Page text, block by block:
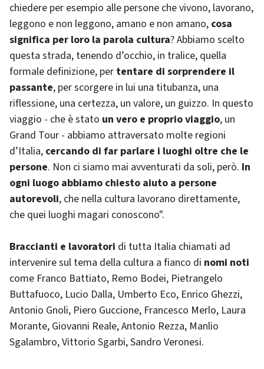
chiedere per esempio alle persone che vivono, lavorano,
leggono e non leggono, amano e non amano, cosa
significa per loro la parola cultura? Abbiamo scelto
questa strada, tenendo d’occhio, in tralice, quella
formale definizione, per tentare di sorprendere il
passante, per scorgere in lui una titubanza, una
riflessione, una certezza, un valore, un guizzo. In questo
viaggio - che è stato un vero e proprio viaggio, un
Grand Tour - abbiamo attraversato molte regioni
d’Italia, cercando di far parlare i luoghi oltre che le
persone. Non ci siamo mai avventurati da soli, però. In
ogni luogo abbiamo chiesto aiuto a persone
autorevoli, che nella cultura lavorano direttamente,
che quei luoghi magari conoscono".
Braccianti e lavoratori di tutta Italia chiamati ad
intervenire sul tema della cultura a fianco di nomi noti
come Franco Battiato, Remo Bodei, Pietrangelo
Buttafuoco, Lucio Dalla, Umberto Eco, Enrico Ghezzi,
Antonio Gnoli, Piero Guccione, Francesco Merlo, Laura
Morante, Giovanni Reale, Antonio Rezza, Manlio
Sgalambro, Vittorio Sgarbi, Sandro Veronesi.